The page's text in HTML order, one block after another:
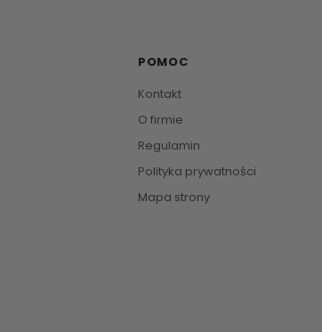
POMOC
Kontakt
O firmie
Regulamin
Polityka prywatności
Mapa strony